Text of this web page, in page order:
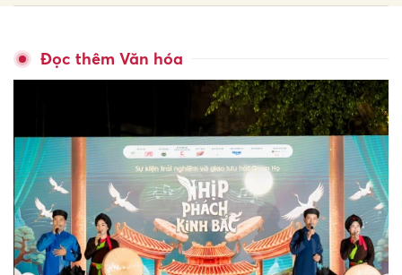
Đọc thêm Văn hóa